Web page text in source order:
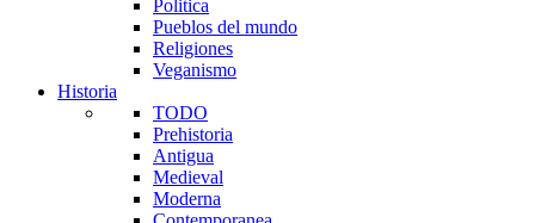
Politica
Pueblos del mundo
Religiones
Veganismo
Historia
TODO
Prehistoria
Antigua
Medieval
Moderna